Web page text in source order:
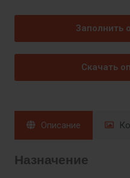
Заполнить
Скачать
Описание
Назначение